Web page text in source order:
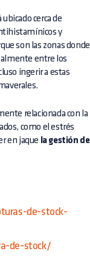
cerca de
y
son las zonas donde
entre los
ingerir a estas
relacionada con la
como el estrés
en jaque la gestión de
de-stock-
de-stock/